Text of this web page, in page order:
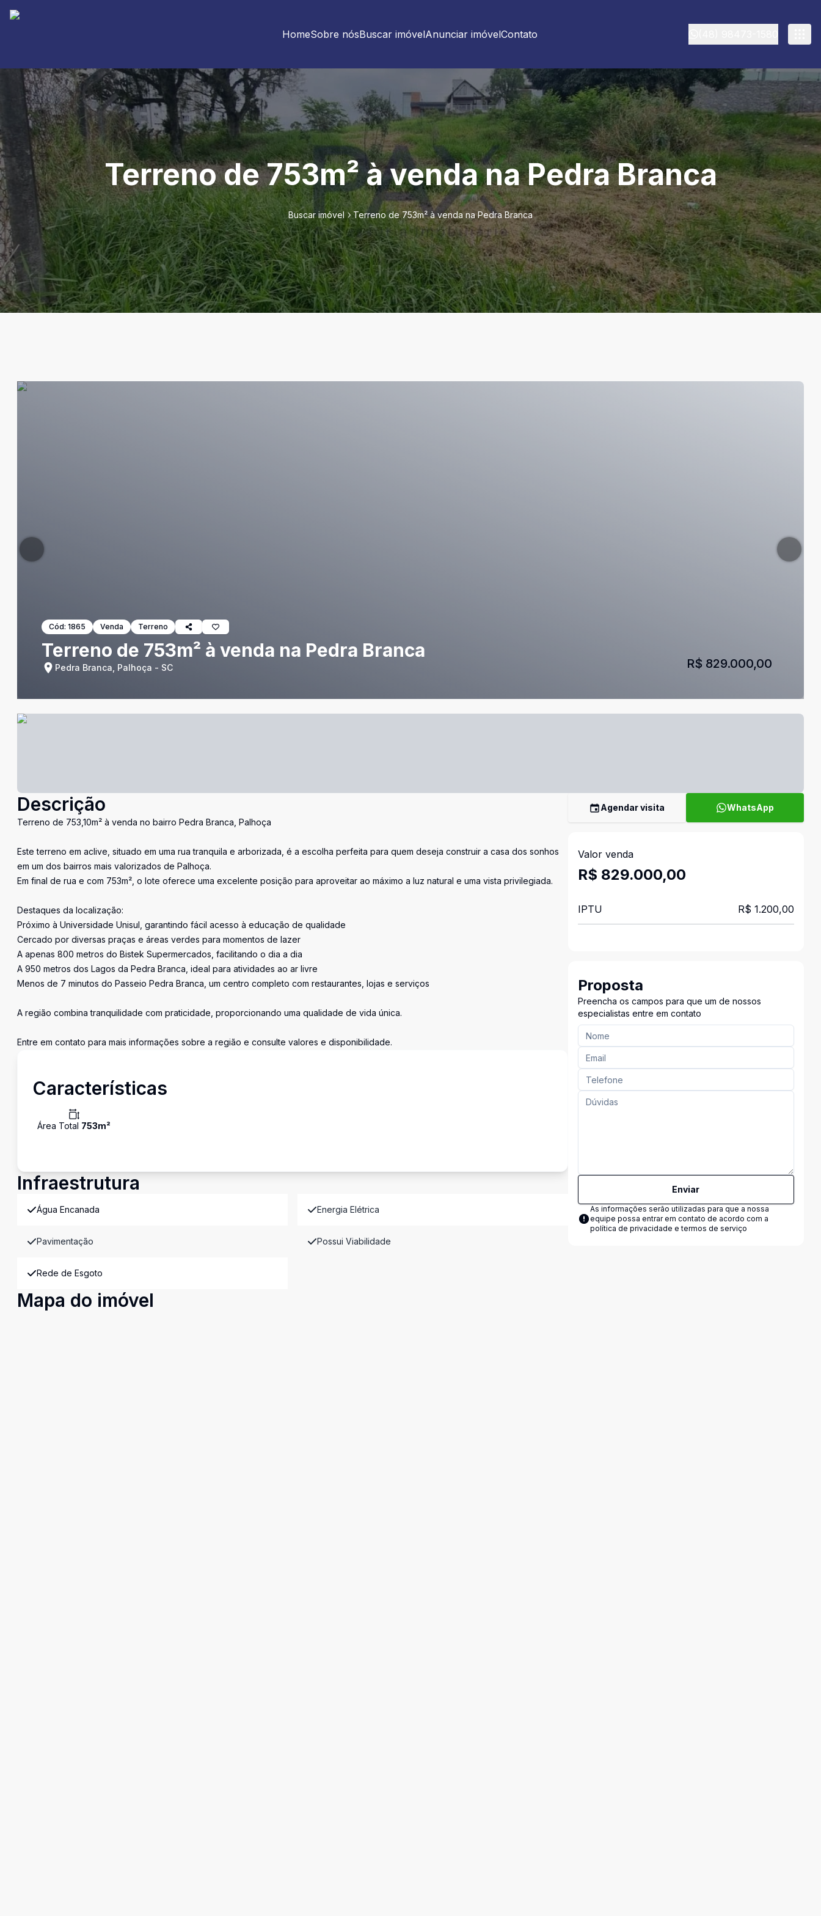
HomeSobre nósBuscar imóvelAnunciar imóvelContato
Terreno de 753m² à venda na Pedra Branca
Buscar imóvel Terreno de 753m² à venda na Pedra Branca
Cód: 1865 Venda Terreno
Terreno de 753m² à venda na Pedra Branca
Pedra Branca, Palhoça - SC R$ 829.000,00
Descrição
Terreno de 753,10m² à venda no bairro Pedra Branca, Palhoça
Este terreno em aclive, situado em uma rua tranquila e arborizada, é a escolha perfeita para quem deseja construir a casa dos sonhos
em um dos bairros mais valorizados de Palhoça.
Em final de rua e com 753m², o lote oferece uma excelente posição para aproveitar ao máximo a luz natural e uma vista privilegiada.
Destaques da localização:
Próximo à Universidade Unisul, garantindo fácil acesso à educação de qualidade
Cercado por diversas praças e áreas verdes para momentos de lazer
A apenas 800 metros do Bistek Supermercados, facilitando o dia a dia
A 950 metros dos Lagos da Pedra Branca, ideal para atividades ao ar livre
Menos de 7 minutos do Passeio Pedra Branca, um centro completo com restaurantes, lojas e serviços
A região combina tranquilidade com praticidade, proporcionando uma qualidade de vida única.
Entre em contato para mais informações sobre a região e consulte valores e disponibilidade.
Características
Área Total 753m²
Infraestrutura
Água Encanada Energia Elétrica
Pavimentação Possui Viabilidade
Rede de Esgoto
Mapa do imóvel
Agendar visita WhatsApp
Valor venda
R$ 829.000,00
IPTU R$ 1.200,00
Proposta
Preencha os campos para que um de nossos
especialistas entre em contato
Enviar
As informações serão utilizadas para que a nossa
equipe possa entrar em contato de acordo com a
política de privacidade e termos de serviço